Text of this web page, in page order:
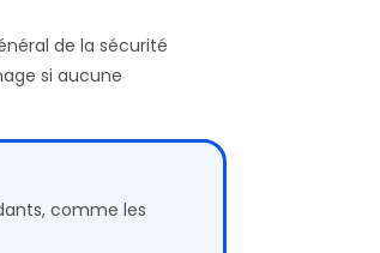
de la sécurité
si aucune
comme les